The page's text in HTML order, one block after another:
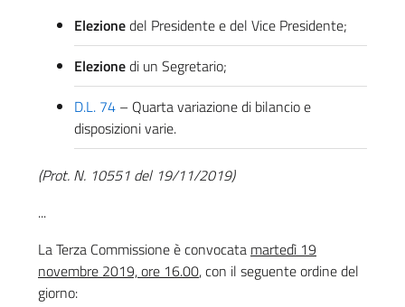
Elezionedel Presidente e del Vice Presidente;
Elezionedi un Segretario;
D.L. 74 – Quarta variazione di bilancio e
disposizioni varie.
(Prot. N. 10551 del 19/11/2019)
...
La Terza Commissione è convocata martedì 19
novembre 2019, ore 16.00, con il seguente ordine del
giorno: